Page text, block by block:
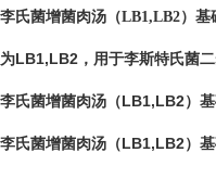
李氏菌增菌肉汤（LB1,LB2）基
为LB1,LB2，用于李斯特氏菌
李氏菌增菌肉汤（LB1,LB2）
李氏菌增菌肉汤（LB1,LB2）